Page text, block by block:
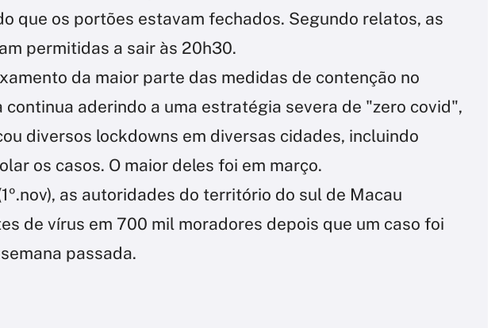
que os portões estavam fechados. Segundo relatos, as
permitidas a sair às 20h30.
da maior parte das medidas de contenção no
continua aderindo a uma estratégia severa de "zero covid",
diversos lockdowns em diversas cidades, incluindo
os casos. O maior deles foi em março.
as autoridades do território do sul de Macau
de vírus em 700 mil moradores depois que um caso foi
passada.